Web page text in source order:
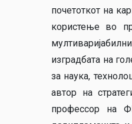
почетоткот на
користење во
изградбата на
за наука,
автор на
профессор на